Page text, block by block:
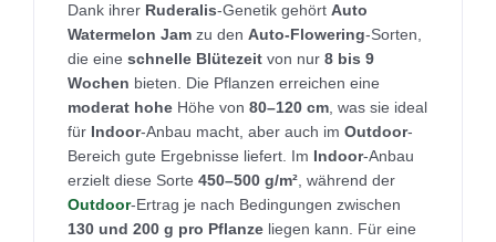
Dank ihrer Ruderalis-Genetik gehört Auto
Watermelon Jam zu den Auto-Flowering-Sorten,
die eine schnelle Blütezeit von nur 8 bis 9
Wochen bieten. Die Pflanzen erreichen eine
moderat hohe Höhe von 80–120 cm, was sie ideal
für Indoor-Anbau macht, aber auch im Outdoor-
Bereich gute Ergebnisse liefert. Im
Indoor-Anbau
erzielt diese Sorte 450–500 g/m², während der
Outdoor-Ertrag je nach Bedingungen zwischen
130 und 200 g pro Pflanze liegen kann. Für eine